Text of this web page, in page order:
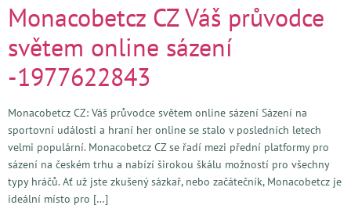
Monacobetcz CZ Váš průvodce
světem online sázení
-1977622843
Monacobetcz CZ: Váš průvodce světem online sázení Sázení na
sportovní události a hraní her online se stalo v posledních letech
velmi populární. Monacobetcz CZ se řadí mezi přední platformy pro
sázení na českém trhu a nabízí širokou škálu možností pro všechny
typy hráčů. Ať už jste zkušený sázkař, nebo začátečník, Monacobetcz je
ideální místo pro […]